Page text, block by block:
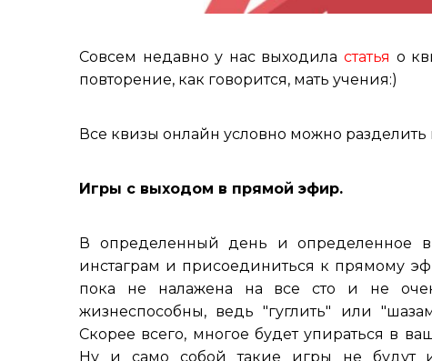
Совсем недавно у нас выходиластатья о
повторение, как говорится, мать учения:)
Все квизы онлайн условно можно разделить
Игры с выходом в прямой эфир.
В определенный день и определенное
инстаграм и присоединиться к прямому
пока не налажена на все сто и не
жизнеспособны, ведь "гуглить" или
Скорее всего, многое будет упираться в
Ну и само собой такие игры не будут